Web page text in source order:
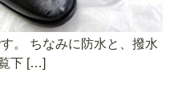
。 ちなみに防水と、撥水
下 […]